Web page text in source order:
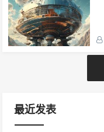
最近发表